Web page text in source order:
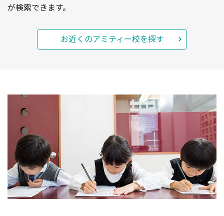
が検索できます。
お近くのアミティー校を探す